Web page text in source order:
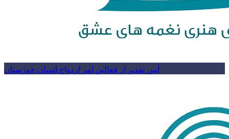
آیین تقدیر از فعالین امر ازدواج استان خوزستان